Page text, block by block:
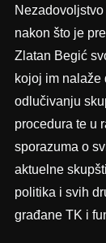
nakon što je
Zlatan Begić
kojoj im nalaže
odlučivanju
procedura te u
sporazuma o
aktuelne
politika i svih
građane TK i